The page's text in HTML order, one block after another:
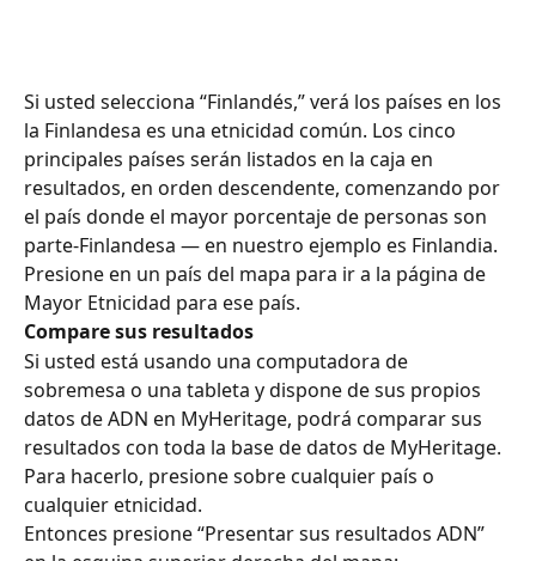
Si usted selecciona “Finlandés,” verá los países en los
la Finlandesa es una etnicidad común. Los cinco
principales países serán listados en la caja en
resultados, en orden descendente, comenzando por
el país donde el mayor porcentaje de personas son
parte-Finlandesa — en nuestro ejemplo es Finlandia.
Presione en un país del mapa para ir a la página de
Mayor Etnicidad para ese país. ​​
Compare sus resultados​
Si usted está usando una computadora de
sobremesa o una tableta y dispone de sus propios
datos de ADN en MyHeritage, podrá comparar sus
resultados con toda la base de datos de MyHeritage. ​​
​​​​​​Para hacerlo, presione sobre cualquier país o
cualquier etnicidad. ​​​​​​​
Entonces presione “Presentar sus resultados ADN”